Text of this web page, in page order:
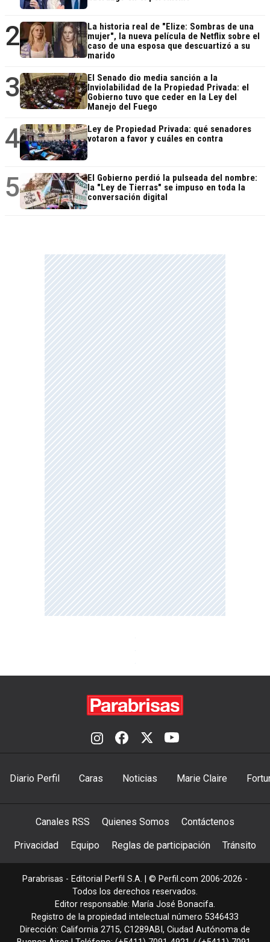
2
La historia real de "Elize: Sombras de una
mujer", la nueva película de Netflix sobre el
caso de una esposa que descuartizó a su
marido
3
El Senado dio media sanción a la
Inviolabilidad de la Propiedad Privada: el
Gobierno tuvo que ceder en la Ley del
Manejo del Fuego
4
Ley de Propiedad Privada: qué senadores
votaron a favor y cuáles en contra
5
El Gobierno perdió la pulseada del nombre:
la "Ley de Tierras" se impuso en toda la
conversación digital
Diario Perfil Caras Noticias Marie Claire
Canales RSS Quienes Somos Contáctenos
Privacidad Equipo Reglas de participación Tránsito
Parabrisas - Editorial Perfil S.A. | © Perfil.com 2006-2026 -
Todos los derechos reservados.
Editor responsable: María José Bonacifa.
Registro de la propiedad intelectual número 5346433
Dirección: California 2715, C1289ABI , Ciudad Autónoma de